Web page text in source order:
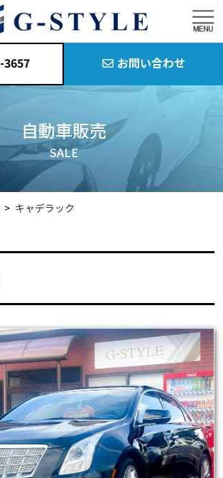
3657 お問い合わせ
自動車販売
SALE
キャデラック